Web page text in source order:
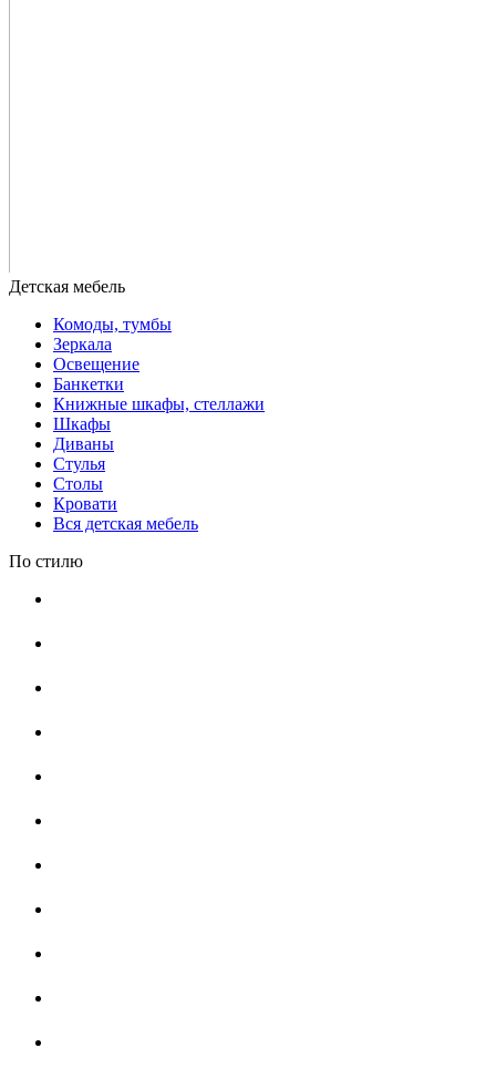
Комоды, тумбы
Зеркала
Освещение
Банкетки
Книжные шкафы, стеллажи
Шкафы
Диваны
Стулья
Столы
Кровати